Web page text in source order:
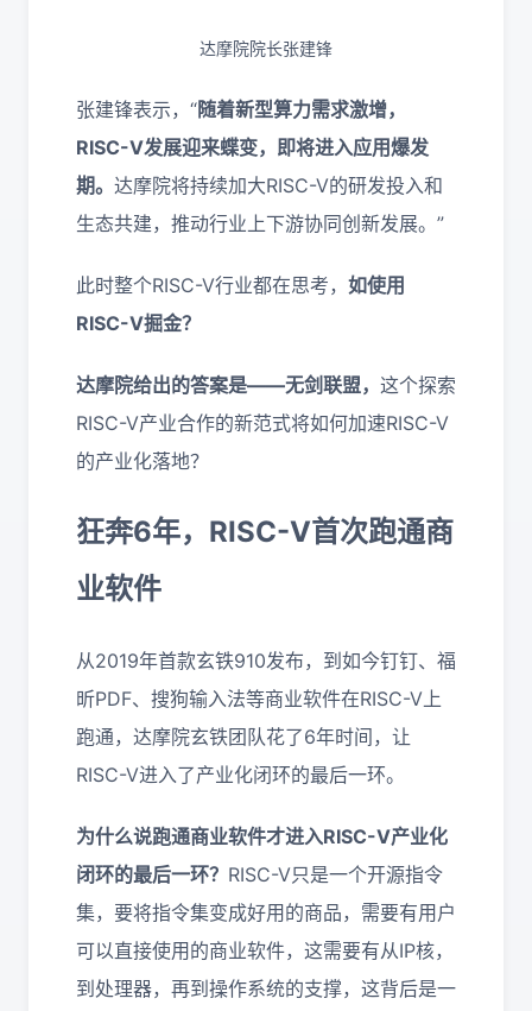
达摩院院长张建锋
张建锋表示，“随着新型算力需求激增，
RISC-V发展迎来蝶变，即将进入应用爆发
期。 达摩院将持续加大RISC-V的研发投入和
生态共建，推动行业上下游协同创新发展。”
此时整个RISC-V行业都在思考， 如使用
RISC-V掘金？
达摩院给出的答案是——无剑联盟， 这个探索
RISC-V产业合作的新范式将如何加速RISC-V
的产业化落地？
狂奔6年，RISC-V首次跑通商
业软件
从2019年首款玄铁910发布，到如今钉钉、福
昕PDF、搜狗输入法等商业软件在RISC-V上
跑通，达摩院玄铁团队花了6年时间，让
RISC-V进入了产业化闭环的最后一环。
为什么说跑通商业软件才进入RISC-V产业化
闭环的最后一环？ RISC-V只是一个开源指令
集，要将指令集变成好用的商品，需要有用户
可以直接使用的商业软件，这需要有从IP核，
到处理器，再到操作系统的支撑，这背后是一